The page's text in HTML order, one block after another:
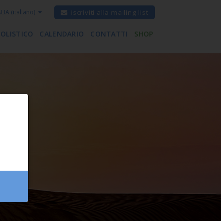
iscriviti alla mailing list
(italiano)
CALENDARIO CONTATTI SHOP